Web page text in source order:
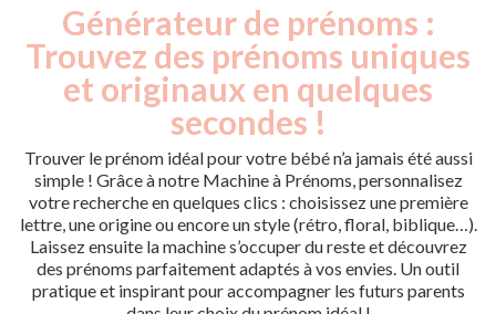
Générateur de prénoms :
Trouvez des prénoms uniques
et originaux en quelques
secondes !
Trouver le prénom idéal pour votre bébé n’a jamais été aussi
simple ! Grâce à notre Machine à Prénoms, personnalisez
votre recherche en quelques clics : choisissez une première
lettre, une origine ou encore un style (rétro, floral, biblique…).
Laissez ensuite la machine s’occuper du reste et découvrez
des prénoms parfaitement adaptés à vos envies. Un outil
pratique et inspirant pour accompagner les futurs parents